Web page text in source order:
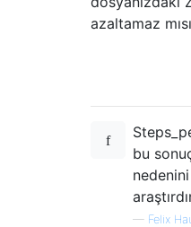
azaltamaz
bu
— Felix